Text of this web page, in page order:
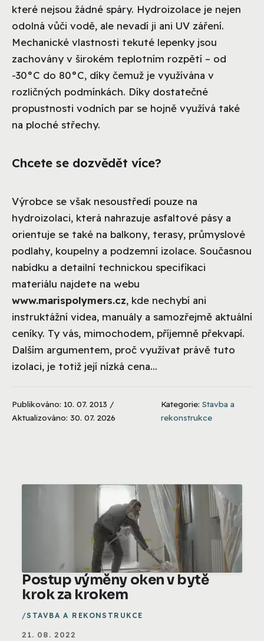
které nejsou žádné spáry. Hydroizolace je nejen
odolná vůči vodě, ale nevadí ji ani UV záření.
Mechanické vlastnosti tekuté lepenky jsou
zachovány v širokém teplotním rozpětí – od
-30°C do 80°C, díky čemuž je využívána v
rozličných podmínkách. Díky dostatečné
propustnosti vodních par se hojně využívá také
na ploché střechy.
Chcete se dozvědět více?
Výrobce se však nesoustředí pouze na
hydroizolaci, která nahrazuje asfaltové pásy a
orientuje se také na balkony, terasy, průmyslové
podlahy, koupelny a podzemní izolace. Současnou
nabídku a detailní technickou specifikaci
materiálu najdete na webu
www.marispolymers.cz, kde nechybí ani
instruktážní videa, manuály a samozřejmě aktuální
ceníky. Ty vás, mimochodem, příjemně překvapí.
Dalším argumentem, proč využívat právě tuto
izolaci, je totiž její nízká cena...
Publikováno: 10. 07. 2013 /
Aktualizováno: 30. 07. 2026
Kategorie:Stavba a
rekonstrukce
Postup výměny oken v bytě
krok za krokem
STAVBA A REKONSTRUKCE
21. 08. 2022